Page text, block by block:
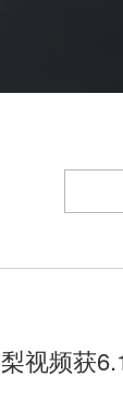
梨视频获